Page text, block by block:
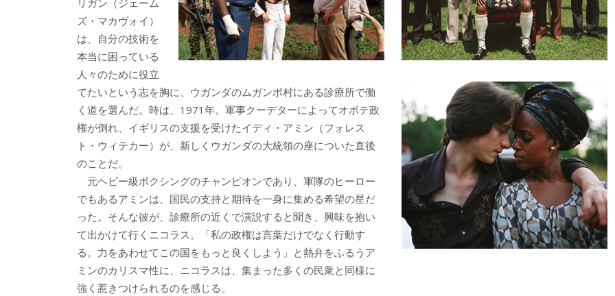
リガン（ジェーム
ズ・マカヴォイ）
は、自分の技術を
本当に困っている
人々のために役立
てたいという志を胸に、ウガンダのムガンボ村にある診療所で働
く道を選んだ。時は、1971年。軍事クーデターによってオボテ政
権が倒れ、イギリスの支援を受けたイディ・アミン（フォレス
ト・ウィテカー）が、新しくウガンダの大統領の座についた直後
のことだ。
元ヘビー級ボクシングのチャンピオンであり、軍隊のヒーロー
でもあるアミンは、国民の支持と期待を一身に集める希望の星だ
った。そんな彼が、診療所の近くで演説すると聞き、興味を抱い
て出かけて行くニコラス。「私の政権は言葉だけでなく行動す
る。力をあわせてこの国をもっと良くしよう」と熱弁をふるうア
ミンのカリスマ性に、ニコラスは、集まった多くの民衆と同様に
強く惹きつけられるのを感じる。